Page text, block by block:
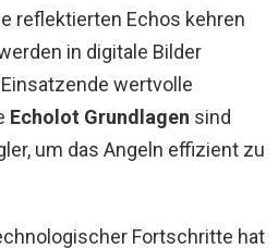
reflektierten Echos kehren
in digitale Bilder
wertvolle
Echolot Grundlagen sind
um das Angeln effizient zu
Fortschritte hat